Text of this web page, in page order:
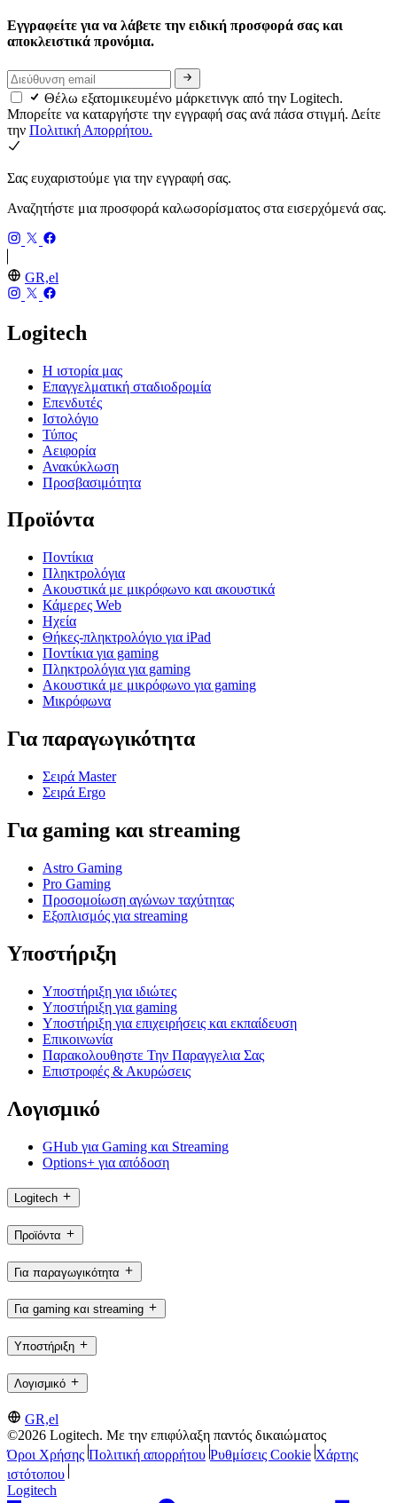
Εγγραφείτε για να λάβετε την ειδική προσφορά σας και
αποκλειστικά προνόμια.
Θέλω εξατομικευμένο μάρκετινγκ από την Logitech.
Μπορείτε να καταργήστε την εγγραφή σας ανά πάσα στιγμή. Δείτε
την Πολιτική Απορρήτου.
Σας ευχαριστούμε για την εγγραφή σας.
Αναζητήστε μια προσφορά καλωσορίσματος στα εισερχόμενά σας.
GR,el
Logitech
Η ιστορία μας
Επαγγελματική σταδιοδρομία
Επενδυτές
Ιστολόγιο
Τύπος
Αειφορία
Ανακύκλωση
Προσβασιμότητα
Προϊόντα
Ποντίκια
Πληκτρολόγια
Ακουστικά με μικρόφωνο και ακουστικά
Κάμερες Web
Ηχεία
Θήκες-πληκτρολόγιο για iPad
Ποντίκια για gaming
Πληκτρολόγια για gaming
Ακουστικά με μικρόφωνο για gaming
Μικρόφωνα
Για παραγωγικότητα
Σειρά Master
Σειρά Ergo
Για gaming και streaming
Astro Gaming
Pro Gaming
Προσομοίωση αγώνων ταχύτητας
Εξοπλισμός για streaming
Υποστήριξη
Υποστήριξη για ιδιώτες
Υποστήριξη για gaming
Υποστήριξη για επιχειρήσεις και εκπαίδευση
Επικοινωνία
Παρακολουθηστε Την Παραγγελια Σας
Επιστροφές & Ακυρώσεις
Λογισμικό
GHub για Gaming και Streaming
Options+ για απόδοση
Logitech
Προϊόντα
Για παραγωγικότητα
Για gaming και streaming
Υποστήριξη
Λογισμικό
GR,el
©2026 Logitech. Με την επιφύλαξη παντός δικαιώματος
Όροι Χρήσης Πολιτική απορρήτου Ρυθμίσεις Cookie Χάρτης
ιστότοπου
Logitech